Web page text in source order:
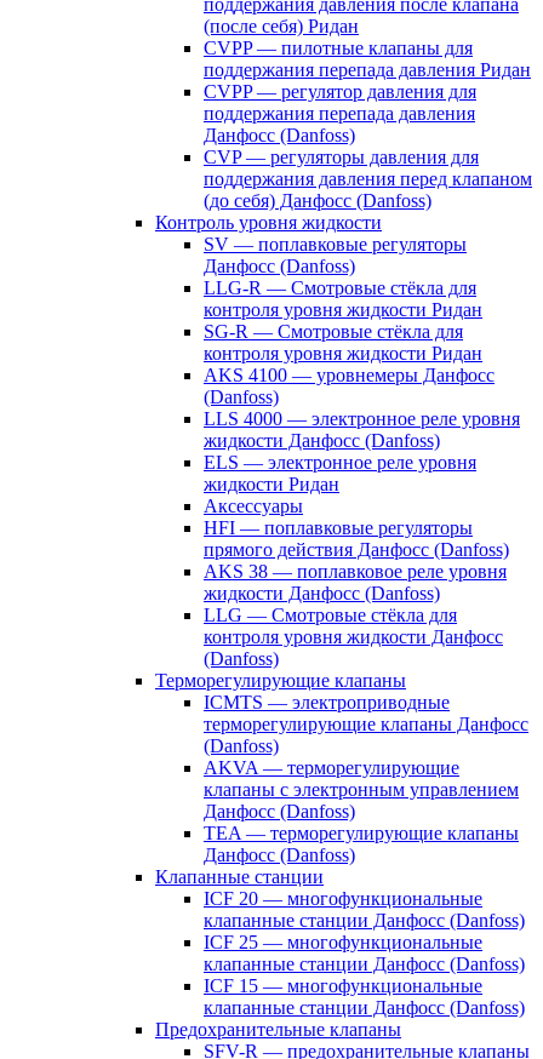
поддержания давления после клапана
(после себя) Ридан
CVPP — пилотные клапаны для
поддержания перепада давления Ридан
CVPP — регулятор давления для
поддержания перепада давления
Данфосс (Danfoss)
CVP — регуляторы давления для
поддержания давления перед клапаном
(до себя) Данфосс (Danfoss)
Контроль уровня жидкости
SV — поплавковые регуляторы
Данфосс (Danfoss)
LLG-R — Смотровые стёкла для
контроля уровня жидкости Ридан
SG-R — Смотровые стёкла для
контроля уровня жидкости Ридан
AKS 4100 — уровнемеры Данфосс
(Danfoss)
LLS 4000 — электронное реле уровня
жидкости Данфосс (Danfoss)
ELS — электронное реле уровня
жидкости Ридан
Аксессуары
HFI — поплавковые регуляторы
прямого действия Данфосс (Danfoss)
AKS 38 — поплавковое реле уровня
жидкости Данфосс (Danfoss)
LLG — Смотровые стёкла для
контроля уровня жидкости Данфосс
(Danfoss)
Терморегулирующие клапаны
ICMTS — электроприводные
терморегулирующие клапаны Данфосс
(Danfoss)
AKVA — терморегулирующие
клапаны с электронным управлением
Данфосс (Danfoss)
TEA — терморегулирующие клапаны
Данфосс (Danfoss)
Клапанные станции
ICF 20 — многофункциональные
клапанные станции Данфосс (Danfoss)
ICF 25 — многофункциональные
клапанные станции Данфосс (Danfoss)
ICF 15 — многофункциональные
клапанные станции Данфосс (Danfoss)
Предохранительные клапаны
SFV-R — предохранительные клапаны